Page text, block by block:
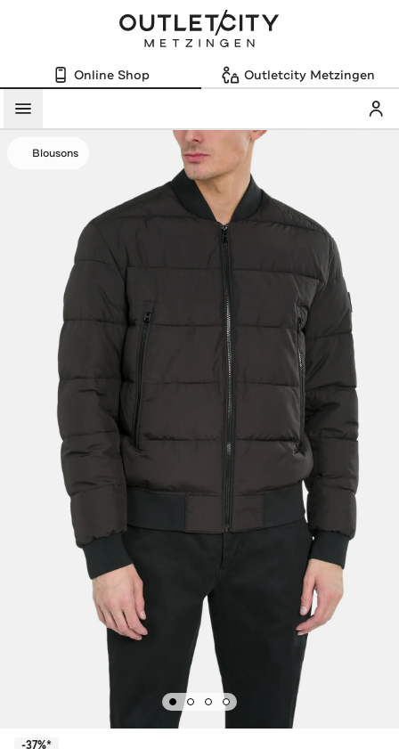
Online Shop Outletcity Metzingen
Menü
Blousons
-37%*